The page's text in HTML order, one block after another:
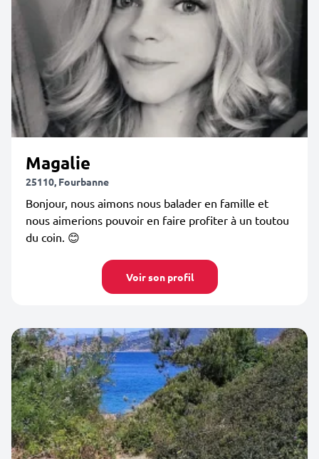
Magalie
25110, Fourbanne
Bonjour, nous aimons nous balader en famille et
nous aimerions pouvoir en faire profiter à un toutou
du coin. 😊
Voir son profil